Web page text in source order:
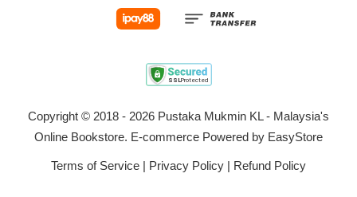
Copyright © 2018 - 2026 Pustaka Mukmin KL - Malaysia's
Online Bookstore. E-commerce Powered by EasyStore
Terms of Service | Privacy Policy | Refund Policy